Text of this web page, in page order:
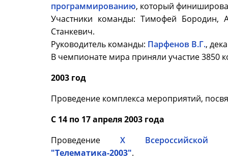
программированию, который
Участники команды: Тимофей
Станкевич.
Руководитель команды: Парфенов В.Г.,
В чемпионате мира приняли участие 3850
2003 год
Проведение комплекса мероприятий,
С 14 по 17 апреля 2003 года
Проведение X Всероссийской
"Телематика-2003".